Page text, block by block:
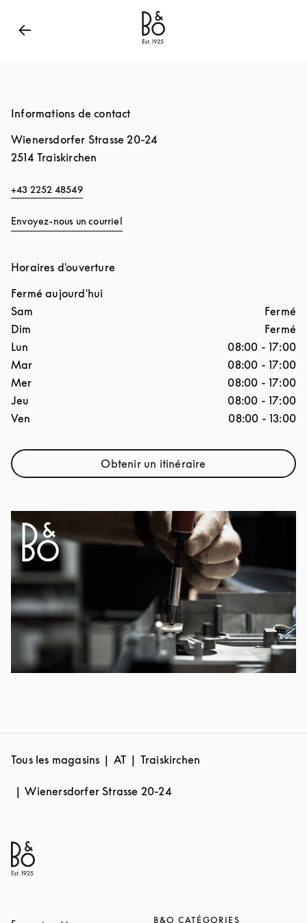
Bang & Olufsen - Exist to Create
Informations de contact
Wienersdorfer Strasse 20-24
2514 Traiskirchen
+43 2252 48549
Envoyez-nous un courriel
Horaires d'ouverture
Fermé aujourd'hui
Jour de la semaine
Sam
Fermé
Dim
Fermé
Lun
08:00 - 17:00
Mar
08:00 - 17:00
Mer
08:00 - 17:00
Jeu
08:00 - 17:00
Ven
08:00 - 13:00
Obtenir un itinéraireLink Opens in New Tab
Tous les magasins AT Traiskirchen
Wienersdorfer Strasse 20-24
B&O CATÉGORIES